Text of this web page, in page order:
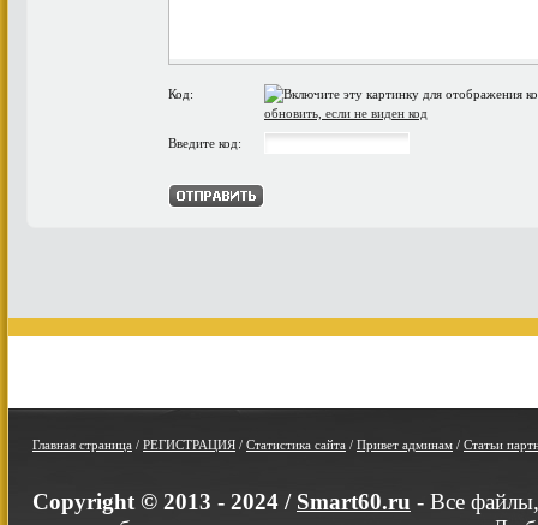
Код:
обновить, если не виден код
Введите код:
Главная страница / РЕГИСТРАЦИЯ / Статистика сайта / Привет админам / Статьи
Copyright © 2013 - 2024 / Smart60.ru - Все